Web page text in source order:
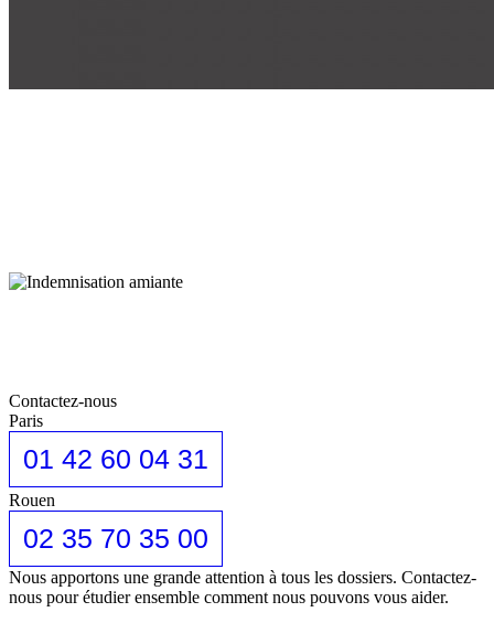
Contactez-nous
Paris
01 42 60 04 31
Rouen
02 35 70 35 00
Nous apportons une grande attention à tous les dossiers. Contactez-
nous pour étudier ensemble comment nous pouvons vous aider.